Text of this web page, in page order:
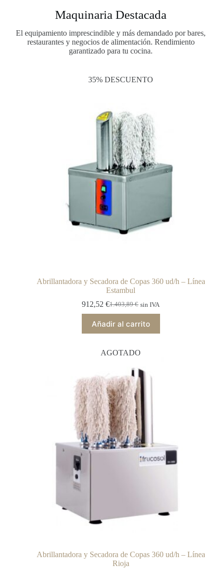
Maquinaria Destacada
El equipamiento imprescindible y más demandado por bares,
restaurantes y negocios de alimentación. Rendimiento
garantizado para tu cocina.
35% DESCUENTO
Abrillantadora y Secadora de Copas 360 ud/h – Línea
Estambul
1.403,89€
912,52€ sin IVA
Añadir al carrito
AGOTADO
Abrillantadora y Secadora de Copas 360 ud/h – Línea
Rioja